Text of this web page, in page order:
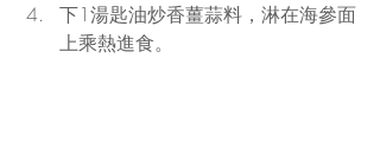
下1湯匙油炒香薑蒜料，淋在海參面
上乘熱進食。